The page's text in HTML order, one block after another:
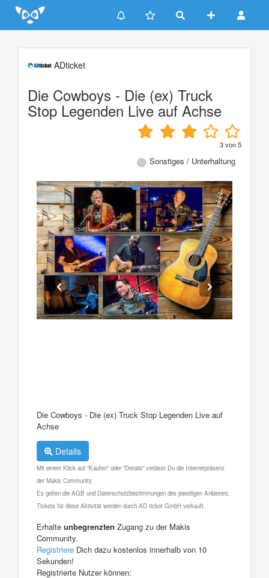
Update cookies preferences
ADticket
Die Cowboys - Die (ex) Truck
Stop Legenden Live auf Achse
3von5
Sonstiges / Unterhaltung
Die Cowboys - Die (ex) Truck Stop Legenden Live auf
Achse
Details
Mit einem Klick auf "Kaufen" oder "Details" verlässt Du die Internetpräsenz
der Makis Community.
Es gelten die AGB und Datenschutzbestimmungen des jeweiligen Anbieters.
Tickets für diese Aktivität werden durch AD ticket GmbH verkauft.
Erhalte unbegrenzten Zugang zu der Makis
Community.
Registriere Dich dazu kostenlos innerhalb von 10
Sekunden!
Registrierte Nutzer können: